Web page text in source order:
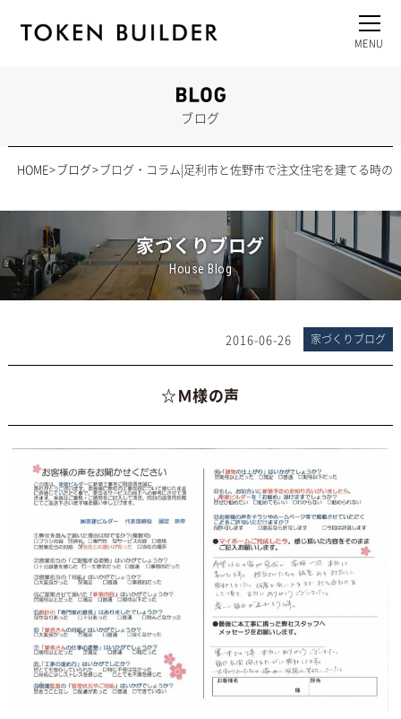
ブログ
HOME ブログ ブログ・コラム|足利市と佐野市で注文住宅を建てる時の
家づくりブログ
House Blog
2016-06-26 家づくりブログ
☆Ｍ様の声